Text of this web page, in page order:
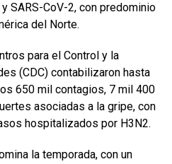
SARS-CoV-2, con predominio
del Norte.
para el Control y la
(CDC) contabilizaron hasta
650 mil contagios, 7 mil 400
asociadas a la gripe, con
hospitalizados por H3N2.
la temporada, con un